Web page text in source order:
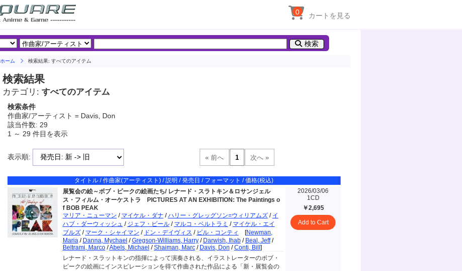
カートを見る
0
検索
ホーム 検索結果: すべてのアイテム
検索結果
カテゴリ: すべてのアイテム
検索条件
作曲家/アーティスト = Davis, Don
該当件数: 29
1 ～ 29 件目を表示
表示順:
タイトル / 作曲家(アーティスト) / 説明 / 発売日 / フォーマット / 価格(税込)
展覧会の絵～ボブ・ピークの絵画たち/ レナード・スラトキン＆ロサンジェル
ス・フィルム・オーケストラ
PICTURES AT AN EXHIBITION: The Paintings o
f BOB PEAK
マリア・ニューマン / マイケル・ダナ /ハリー・グレッグソン=ウィリアムズ/ イ
ハブ・ダーウィッシュ / ジェフ・ビール/ マルコ・ベルトラミ / マイケル・エイ
ブルズ/ マーク・シャイマン / ドン・デイヴィス / ビル・コンティ [Newman,
Maria/ Danna, Mychael /Gregson-Williams, Harry/ Darwish, Ihab/ Beal, Jeff/
Beltrami, Marco/Abels, Michael /Shaiman, Marc/ Davis, Don /Conti, Bill ]
レナード・スラットキンの指揮によって演奏される、イラストレーターのボブ・
ピークの絵画にインスピレーションを得て作曲された作品による「新・展覧会の
2026/03/06
1CD
￥2,695
Add to Cart